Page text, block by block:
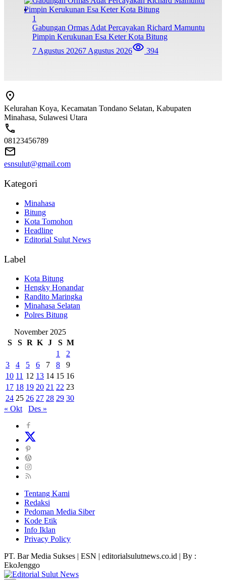
1
Gabungan Ormas Adat Percayakan Richard Mamuntu
Pimpin Kerukunan Esa Keter Kota Bitung
7 Agustus 20267 Agustus 2026 394
Kelurahan Koya, Kecamatan Tondano Selatan, Kabupaten
Minahasa, Sulawesi Utara
08123456789
esnsulut@gmail.com
Kategori
Minahasa
Bitung
Kota Tomohon
Headline
Editorial Sulut News
Label
Kota Bitung
Hengky Honandar
Randito Maringka
Minahasa Selatan
Polres Bitung
November 2025
S
S R K J S M
1
2
3
4 5 6 7 8
9
10 11 12 13 14 15 16
17 18 19 20 21 22 23
24 25 26 27 28 29 30
« Okt
Des »
Tentang Kami
Redaksi
Pedoman Media Siber
Kode Etik
Info Iklan
Privacy Policy
PT. Bar Media Sukses | ESN | editorialsulutnews.co.id | By :
EkoJenggo